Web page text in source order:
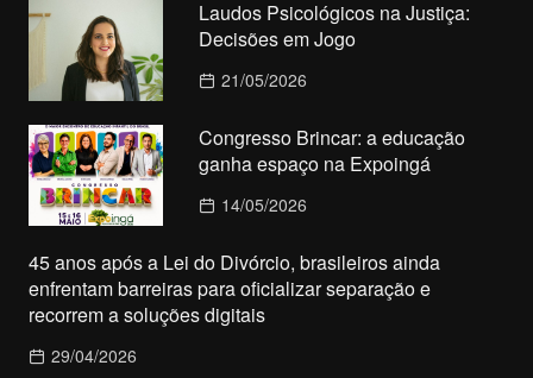
Laudos Psicológicos na Justiça:
Decisões em Jogo
21/05/2026
Congresso Brincar: a educação
ganha espaço na Expoingá
14/05/2026
45 anos após a Lei do Divórcio, brasileiros ainda
enfrentam barreiras para oficializar separação e
recorrem a soluções digitais
29/04/2026